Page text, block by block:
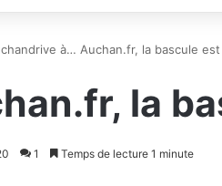
à… Auchan.fr, la bascule
la
1 Temps de lecture 1 minute